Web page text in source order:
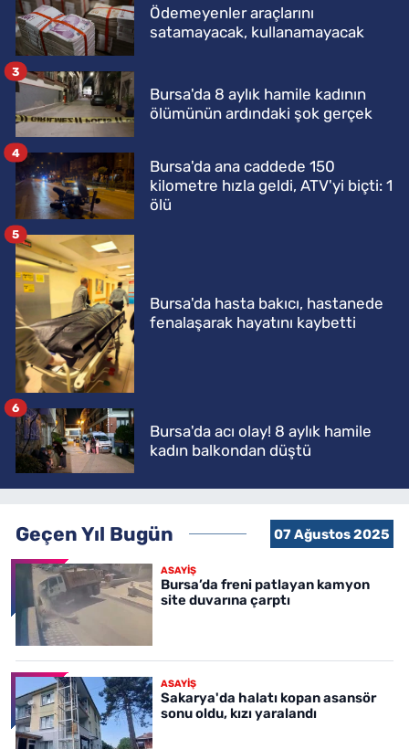
Ödemeyenler araçlarını
satamayacak, kullanamayacak
Bursa'da 8 aylık hamile kadının
ölümünün ardındaki şok gerçek
3
Bursa'da ana caddede 150
kilometre hızla geldi, ATV'yi biçti: 1
ölü
4
Bursa'da hasta bakıcı, hastanede
fenalaşarak hayatını kaybetti
5
Bursa'da acı olay! 8 aylık hamile
kadın balkondan düştü
6
Geçen Yıl Bugün 07 Ağustos 2025
ASAYİŞ
Bursa’da freni patlayan kamyon
site duvarına çarptı
ASAYİŞ
Sakarya'da halatı kopan asansör
sonu oldu, kızı yaralandı